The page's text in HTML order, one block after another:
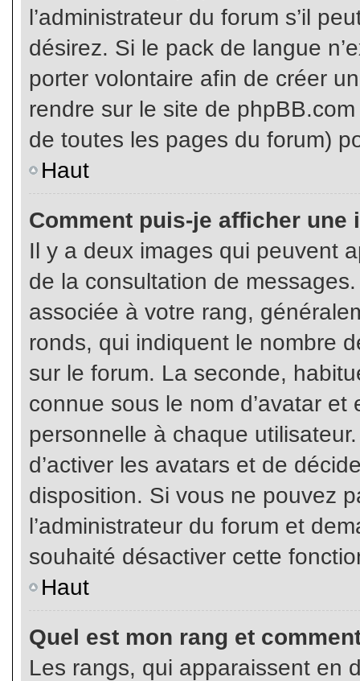
l’administrateur du forum s’il
désirez. Si le pack de langue
porter volontaire afin de créer
rendre sur le site de
de toutes les pages du forum)
Haut
Comment puis-je afficher une
Il y a deux images qui peuvent
de la consultation de
associée à votre rang,
ronds, qui indiquent le nombre
sur le forum. La seconde,
connue sous le nom d’avatar
personnelle à chaque
d’activer les avatars et de
disposition. Si vous ne pouvez
l’administrateur du forum et
souhaité désactiver cette
Haut
Quel est mon rang et
Les rangs, qui apparaissent en